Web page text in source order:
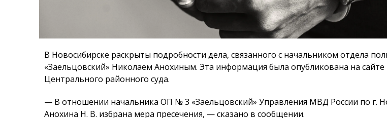
В Новосибирске раскрыты подробности дела, связанного с начальником отдела
«Заельцовский» Николаем Анохиным. Эта информация была опубликована на сайте
Центрального районного суда.
— В отношении начальника ОП № 3 «Заельцовский» Управления МВД России по г.
Анохина Н. В. избрана мера пресечения, — сказано в сообщении.